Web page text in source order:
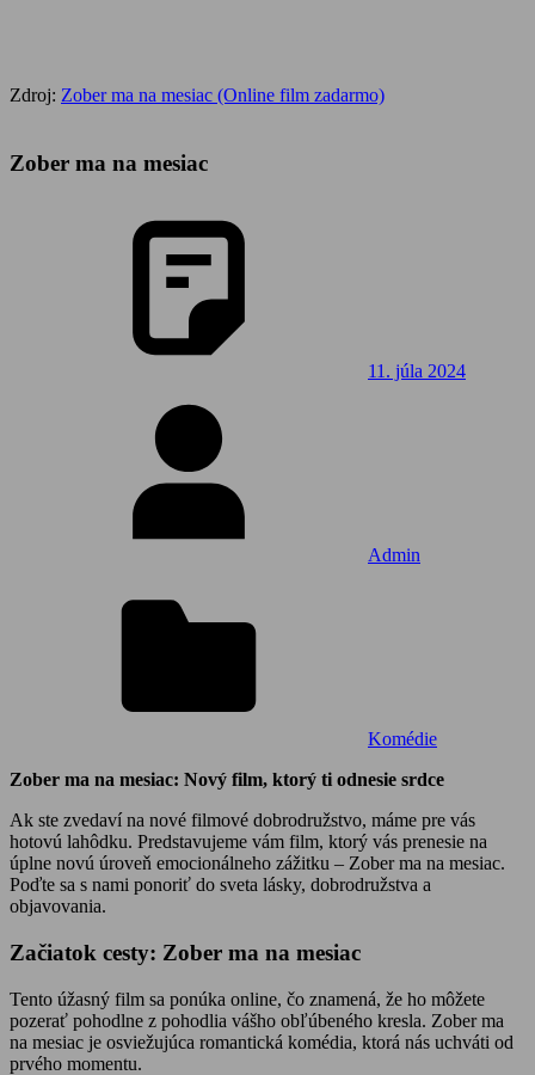
Zdroj: Zober ma na mesiac (Online film zadarmo)
Zober ma na mesiac
11. júla 2024
Admin
Komédie
Zober ma na mesiac: Nový film, ktorý ti odnesie srdce
Ak ste zvedaví na nové filmové dobrodružstvo, máme pre vás
hotovú lahôdku. Predstavujeme vám film, ktorý vás prenesie na
úplne novú úroveň emocionálneho zážitku – Zober ma na mesiac.
Poďte sa s nami ponoriť do sveta lásky, dobrodružstva a
objavovania.
Začiatok cesty: Zober ma na mesiac
Tento úžasný film sa ponúka online, čo znamená, že ho môžete
pozerať pohodlne z pohodlia vášho obľúbeného kresla. Zober ma
na mesiac je osviežujúca romantická komédia, ktorá nás uchváti od
prvého momentu.